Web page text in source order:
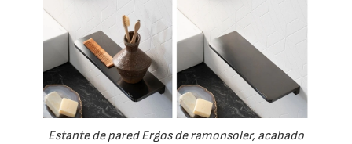
Estante de pared Ergos de ramonsoler, acabado